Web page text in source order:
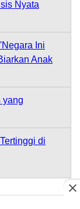
Nyata
Ini
Anak
yang
di